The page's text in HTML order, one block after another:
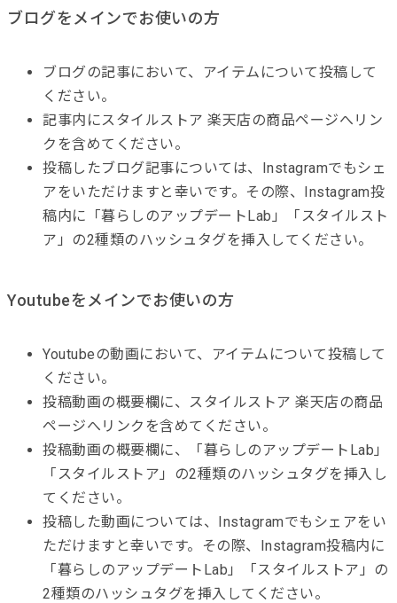
ブログをメインでお使いの方
ブログの記事において、アイテムについて投稿して
ください。
記事内にスタイルストア 楽天店の商品ページへリン
クを含めてください。
投稿したブログ記事については、Instagramでもシェ
アをいただけますと幸いです。その際、Instagram投
稿内に「暮らしのアップデートLab」「スタイルスト
ア」の2種類のハッシュタグを挿入してください。
Youtubeをメインでお使いの方
Youtubeの動画において、アイテムについて投稿して
ください。
投稿動画の概要欄に、スタイルストア 楽天店の商品
ページへリンクを含めてください。
投稿動画の概要欄に、「暮らしのアップデートLab」
「スタイルストア」の2種類のハッシュタグを挿入し
てください。
投稿した動画については、Instagramでもシェアをい
ただけますと幸いです。その際、Instagram投稿内に
「暮らしのアップデートLab」「スタイルストア」の
2種類のハッシュタグを挿入してください。